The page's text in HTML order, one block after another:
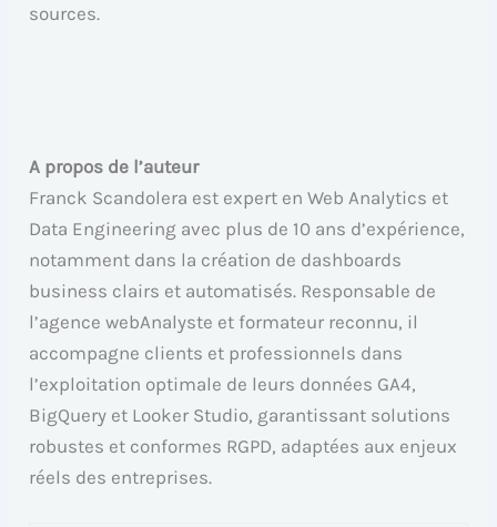
sources.
A propos de l’auteur
Franck Scandolera est expert en Web Analytics et
Data Engineering avec plus de 10 ans d’expérience,
notamment dans la création de dashboards
business clairs et automatisés. Responsable de
l’agence webAnalyste et formateur reconnu, il
accompagne clients et professionnels dans
l’exploitation optimale de leurs données GA4,
BigQuery et Looker Studio, garantissant solutions
robustes et conformes RGPD, adaptées aux enjeux
réels des entreprises.